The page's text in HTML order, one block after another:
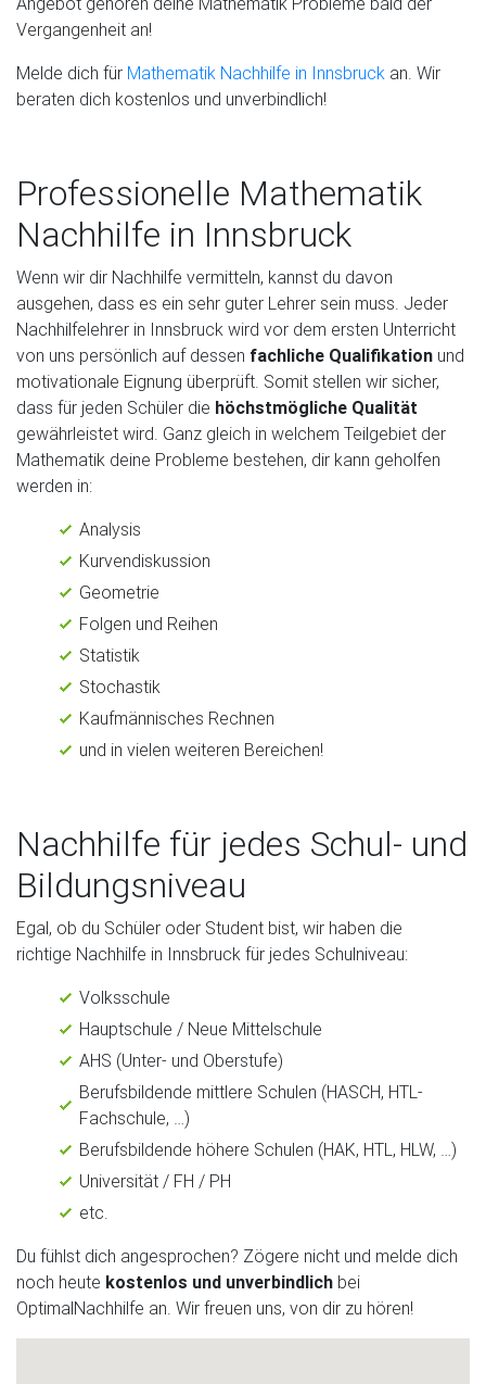
Vergangenheit an!
Melde dich für Mathematik Nachhilfe in Innsbruck an. Wir
beraten dich kostenlos und unverbindlich!
Professionelle Mathematik
Nachhilfe in Innsbruck
Wenn wir dir Nachhilfe vermitteln, kannst du davon
ausgehen, dass es ein sehr guter Lehrer sein muss. Jeder
Nachhilfelehrer in Innsbruck wird vor dem ersten Unterricht
von uns persönlich auf dessen fachliche Qualifikation und
motivationale Eignung überprüft. Somit stellen wir sicher,
dass für jeden Schüler die höchstmögliche Qualität
gewährleistet wird. Ganz gleich in welchem Teilgebiet der
Mathematik deine Probleme bestehen, dir kann geholfen
werden in:
Analysis
Kurvendiskussion
Geometrie
Folgen und Reihen
Statistik
Stochastik
Kaufmännisches Rechnen
und in vielen weiteren Bereichen!
Nachhilfe für jedes Schul- und
Bildungsniveau
Egal, ob du Schüler oder Student bist, wir haben die
richtige Nachhilfe in Innsbruck für jedes Schulniveau:
Volksschule
Hauptschule / Neue Mittelschule
AHS (Unter- und Oberstufe)
Berufsbildende mittlere Schulen (HASCH, HTL-
Fachschule, …)
Berufsbildende höhere Schulen (HAK, HTL, HLW, …)
Universität / FH / PH
etc.
Du fühlst dich angesprochen? Zögere nicht und melde dich
noch heute kostenlos und unverbindlich bei
OptimalNachhilfe an. Wir freuen uns, von dir zu hören!